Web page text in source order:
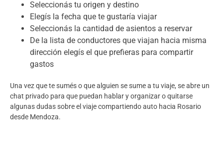
Seleccionás tu origen y destino
Elegís la fecha que te gustaría viajar
Seleccionás la cantidad de asientos a reservar
De la lista de conductores que viajan hacia misma
dirección elegís el que prefieras para compartir
gastos
Una vez que te sumés o que alguien se sume a tu viaje, se abre un
chat privado para que puedan hablar y organizar o quitarse
algunas dudas sobre el viaje compartiendo auto hacia Rosario
desde Mendoza.